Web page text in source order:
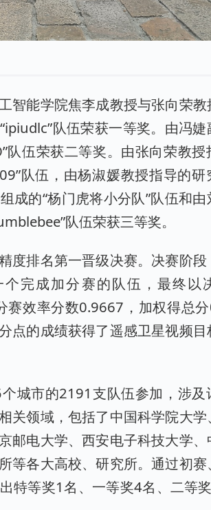
智能学院焦李成教授与张向荣教
队伍荣获一等奖。由冯婕
队伍荣获二等奖。由张向荣教
队伍，由杨淑媛教授指导的研
成的“杨门虎将小分队”队伍和
队伍荣获三等奖。
度排名第一晋级决赛。决赛阶段
完成加分赛的队伍，最终以
效率分数0.9667，加权得总
点的成绩获得了遥感卫星视频目
城市的2191支队伍参加，涉及
关领域，包括了中国科学院大学
邮电大学、西安电子科技大学、
等各大高校、研究所。通过初赛
特等奖1名、一等奖4名、二等